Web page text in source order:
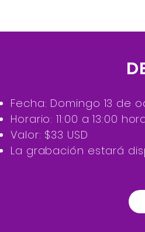
Fecha: Domingo 13 de
Horario: 11:00 a 13:00
Valor: $33 USD
La grabación estará